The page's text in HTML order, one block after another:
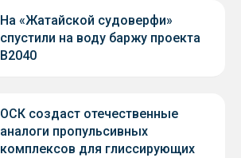
На «Жатайской судоверфи»
спустили на воду баржу проекта
В2040
ОСК создаст отечественные
аналоги пропульсивных
комплексов для глиссирующих